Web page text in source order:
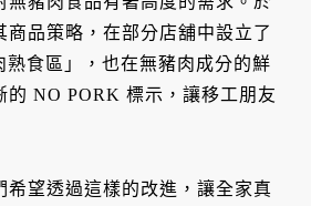
商品策略，在部分店舖中設立了
熟食區」，也在無豬肉成分的鮮
的 NO PORK 標示，讓移工朋友
希望透過這樣的改進，讓全家真